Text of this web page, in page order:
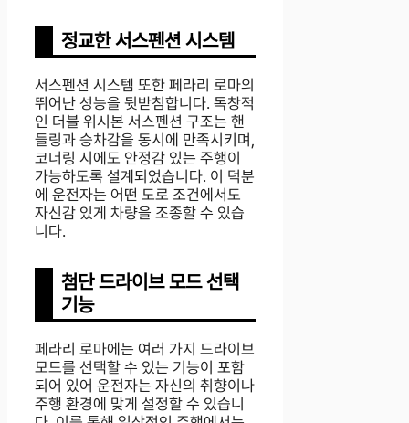
정교한 서스펜션 시스템
서스펜션 시스템 또한 페라리 로마의
뛰어난 성능을 뒷받침합니다. 독창적
인 더블 위시본 서스펜션 구조는 핸
들링과 승차감을 동시에 만족시키며,
코너링 시에도 안정감 있는 주행이
가능하도록 설계되었습니다. 이 덕분
에 운전자는 어떤 도로 조건에서도
자신감 있게 차량을 조종할 수 있습
니다.
첨단 드라이브 모드 선택
기능
페라리 로마에는 여러 가지 드라이브
모드를 선택할 수 있는 기능이 포함
되어 있어 운전자는 자신의 취향이나
주행 환경에 맞게 설정할 수 있습니